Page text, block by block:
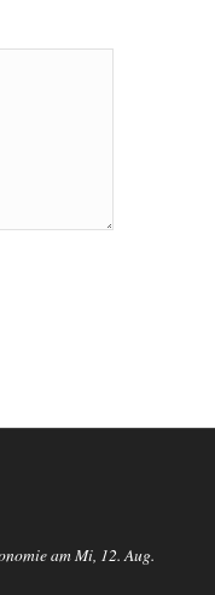
am Mi, 12. Aug.